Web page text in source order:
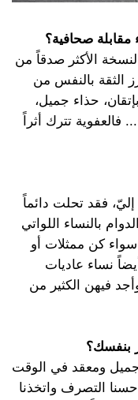
مقابلة صحافية؟
الأكثر صدقاً من
الثقة بالنفس من
حذاء جميل،
تترك أثراً
فقد تحلت دائماً
بالنساء اللواتي
كن ممثلات أو
نساء عاديات
فيهن الكثير من
بنفسك؟
ومعقد في الوقت
التصرف واتخذنا